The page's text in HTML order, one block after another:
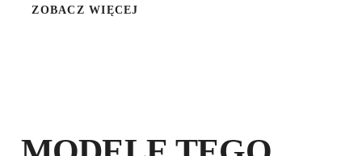
PRZEDŁUŻ BEZPŁATNIE
ZOBACZ WIĘCEJ